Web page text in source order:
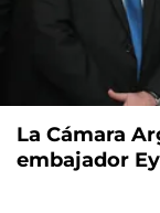
La Cámara
embajador